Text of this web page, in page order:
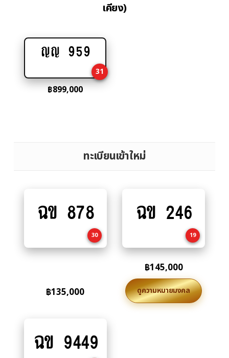
เคียง)
Add
cart
ญญ 959
31
฿899,000
ทะเบียนเข้าใหม่
to
ฉข 878
30
฿135,000
to
ฉข 246
19
฿145,000
ดูความหมายมงคล
to
ฉข 9449